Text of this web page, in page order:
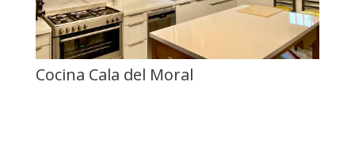
Cocina Cala del Moral